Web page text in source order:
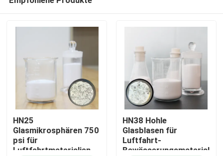
HN25
Glasmikrosphären 750
psi für
Luftfahrtmaterialien
HN38 Hohle
Glasblasen für
Luftfahrt-
Bewässerungsmaterialien